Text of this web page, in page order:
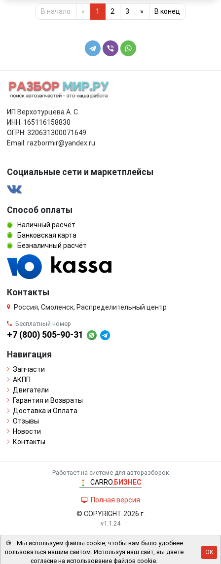
В начало « 1 2 3 » В конец
ИП Верхотурцева А. С.
ИНН: 165116158830
ОГРН: 320631300071649
Email: razbormir@yandex.ru
Социальные сети и маркетплейсы
Способ оплаты
Наличный расчёт
Банковская карта
Безналичный расчёт
Контакты
Россия, Смоленск, Распределительный центр
Бесплатный номер
+7 (800) 505-90-31
Навигация
Запчасти
АКПП
Двигатели
Гарантия и Возвраты
Доставка и Оплата
Отзывы
Новости
Контакты
Работает на системе для авторазборок
CARRO. БИЗНЕС
Полная версия
© COPYRIGHT 2026 г.
v1.1.24
🍪
Мы используем файлы cookie, чтобы вам было удобнее
пользоваться нашим сайтом. Используя наш сайт, вы даете
согласие на использование файлов cookie.
OK